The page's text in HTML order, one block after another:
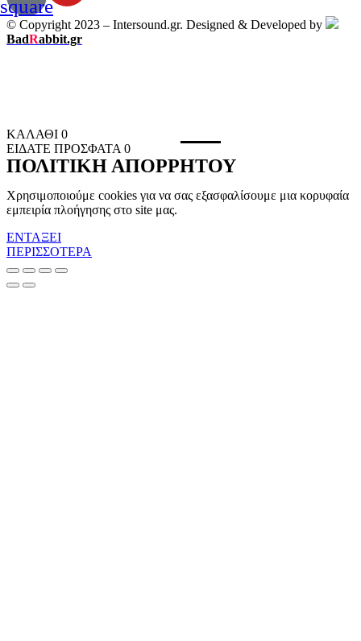
square
© Copyright 2023 – Intersound.gr. Designed & Developed by
BadRabbit.gr
ΚΑΛΑΘΙ 0
ΕΙΔΑΤΕ ΠΡΟΣΦΑΤΑ 0
ΠΟΛΙΤΙΚΗ ΑΠΟΡΡΗΤΟΥ
Χρησιμοποιούμε cookies για να σας εξασφαλίσουμε μια κορυφαία
εμπειρία πλοήγησης στο site μας.
ΕΝΤΑΞΕΙ
ΠΕΡΙΣΣΟΤΕΡΑ